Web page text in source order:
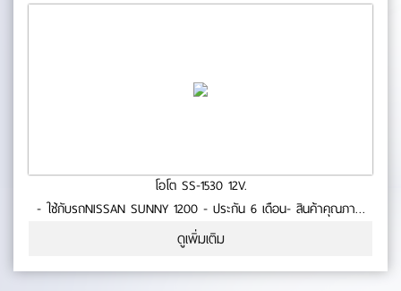
โอโต SS-1530 12V.
- ใช้กับรถNISSAN SUNNY 1200 - ประกัน 6 เดือน- สินค้าคุณภาพ
No.0-73-23
ดูเพิ่มเติม